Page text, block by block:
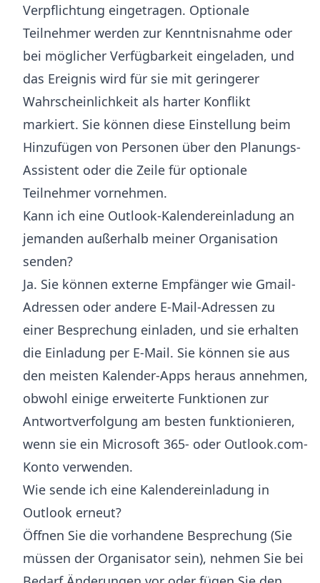
Verpflichtung eingetragen. Optionale
Teilnehmer werden zur Kenntnisnahme oder
bei möglicher Verfügbarkeit eingeladen, und
das Ereignis wird für sie mit geringerer
Wahrscheinlichkeit als harter Konflikt
markiert. Sie können diese Einstellung beim
Hinzufügen von Personen über den Planungs-
Assistent oder die Zeile für optionale
Teilnehmer vornehmen.
Kann ich eine Outlook-Kalendereinladung an
jemanden außerhalb meiner Organisation
senden?
Ja. Sie können externe Empfänger wie Gmail-
Adressen oder andere E-Mail-Adressen zu
einer Besprechung einladen, und sie erhalten
die Einladung per E-Mail. Sie können sie aus
den meisten Kalender-Apps heraus annehmen,
obwohl einige erweiterte Funktionen zur
Antwortverfolgung am besten funktionieren,
wenn sie ein Microsoft 365- oder Outlook.com-
Konto verwenden.
Wie sende ich eine Kalendereinladung in
Outlook erneut?
Öffnen Sie die vorhandene Besprechung (Sie
müssen der Organisator sein), nehmen Sie bei